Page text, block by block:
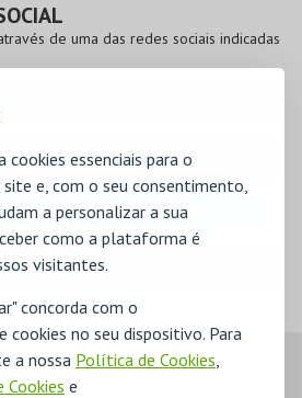
essenciais para o
e, com o seu consentimento,
a personalizar a sua
como a plataforma é
visitantes.
concorda com o
cookies no seu dispositivo. Para
a nossa Política de Cookies,
Cookies e
de uma das redes sociais indicadas
GOOGLE
MICROSOFT
Iniciar sessão com a Apple